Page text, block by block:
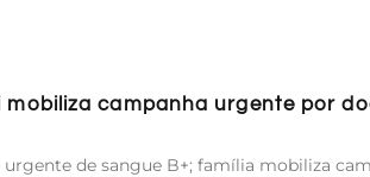
mobiliza campanha urgente por
de sangue B+; família mobiliza